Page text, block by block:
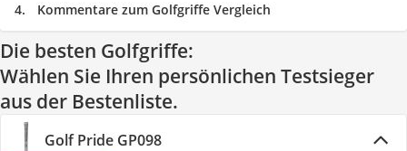
Kommentare zum Golfgriffe Vergleich
Die besten Golfgriffe:
Wählen Sie Ihren persönlichen Testsieger
aus der Bestenliste.
Golf Pride GP098